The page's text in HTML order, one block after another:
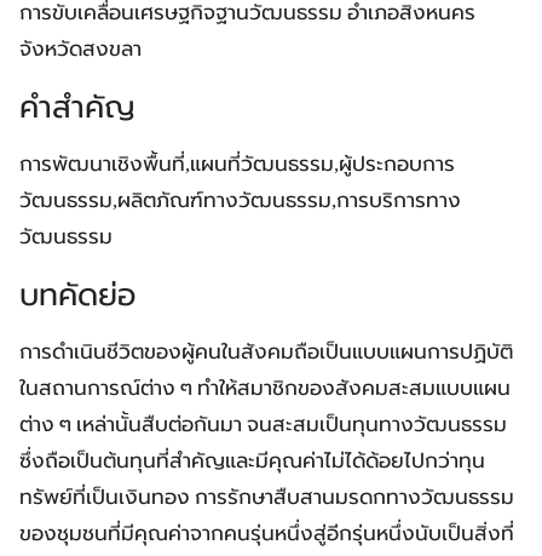
การขับเคลื่อนเศรษฐกิจฐานวัฒนธรรม อำเภอสิงหนคร
จังหวัดสงขลา
คำสำคัญ
การพัฒนาเชิงพื้นที่,แผนที่วัฒนธรรม,ผู้ประกอบการ
วัฒนธรรม,ผลิตภัณฑ์ทางวัฒนธรรม,การบริการทาง
วัฒนธรรม
บทคัดย่อ
การดำเนินชีวิตของผู้คนในสังคมถือเป็นแบบแผนการปฏิบัติ
ในสถานการณ์ต่าง ๆ ทำให้สมาชิกของสังคมสะสมแบบแผน
ต่าง ๆ เหล่านั้นสืบต่อกันมา จนสะสมเป็นทุนทางวัฒนธรรม
ซึ่งถือเป็นต้นทุนที่สำคัญและมีคุณค่าไม่ได้ด้อยไปกว่าทุน
ทรัพย์ที่เป็นเงินทอง การรักษาสืบสานมรดกทางวัฒนธรรม
ของชุมชนที่มีคุณค่าจากคนรุ่นหนึ่งสู่อีกรุ่นหนึ่งนับเป็นสิ่งที่